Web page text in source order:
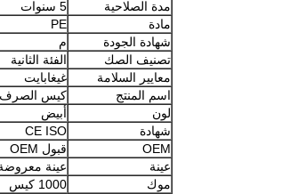
مدة الصلاحية
5 سنوات
مادة
PE
شهادة الجودة
م
تصنيف الصك
الفئة الثانية
معايير السلامة
غيغابايت
اسم المنتج
كيس الصرف
لون
أبيض
شهادة
CE ISO
OEM
قبول OEM
عينة
عينة
موك
1000 كيس